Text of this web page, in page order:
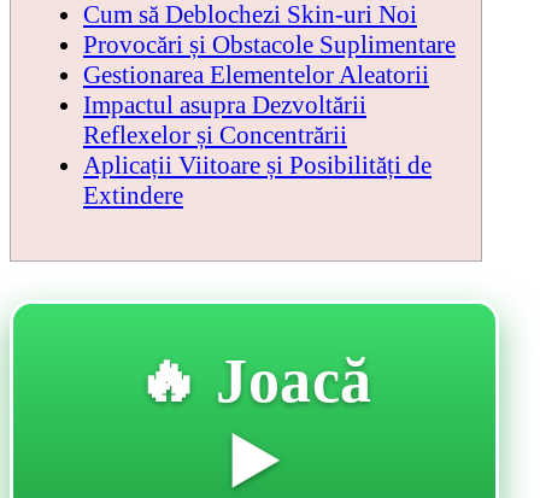
Cum să Deblochezi Skin-uri Noi
Provocări și Obstacole Suplimentare
Gestionarea Elementelor Aleatorii
Impactul asupra Dezvoltării
Reflexelor și Concentrării
Aplicații Viitoare și Posibilități de
Extindere
🔥 Joacă
▶️